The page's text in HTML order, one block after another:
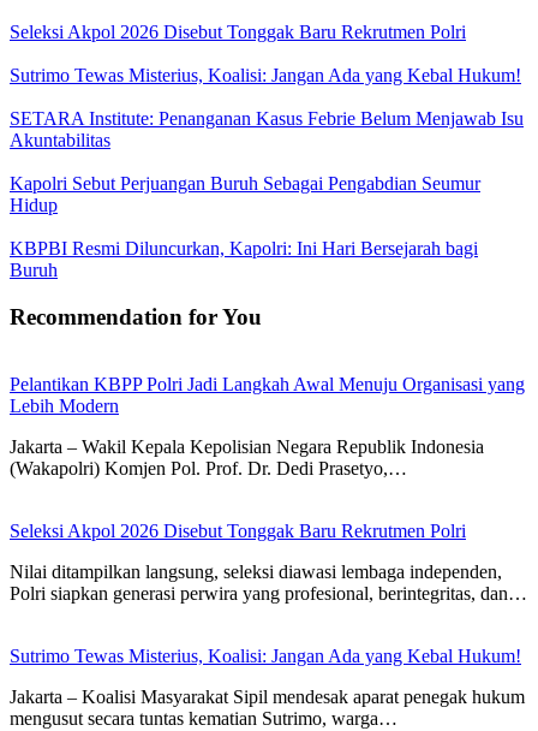
Seleksi Akpol 2026 Disebut Tonggak Baru Rekrutmen Polri
Sutrimo Tewas Misterius, Koalisi: Jangan Ada yang Kebal Hukum!
SETARA Institute: Penanganan Kasus Febrie Belum Menjawab Isu
Akuntabilitas
Kapolri Sebut Perjuangan Buruh Sebagai Pengabdian Seumur
Hidup
KBPBI Resmi Diluncurkan, Kapolri: Ini Hari Bersejarah bagi
Buruh
Recommendation for You
Pelantikan KBPP Polri Jadi Langkah Awal Menuju Organisasi yang
Lebih Modern
Jakarta – Wakil Kepala Kepolisian Negara Republik Indonesia
(Wakapolri) Komjen Pol. Prof. Dr. Dedi Prasetyo,…
Seleksi Akpol 2026 Disebut Tonggak Baru Rekrutmen Polri
Nilai ditampilkan langsung, seleksi diawasi lembaga independen,
Polri siapkan generasi perwira yang profesional, berintegritas, dan…
Sutrimo Tewas Misterius, Koalisi: Jangan Ada yang Kebal Hukum!
Jakarta – Koalisi Masyarakat Sipil mendesak aparat penegak hukum
mengusut secara tuntas kematian Sutrimo, warga…